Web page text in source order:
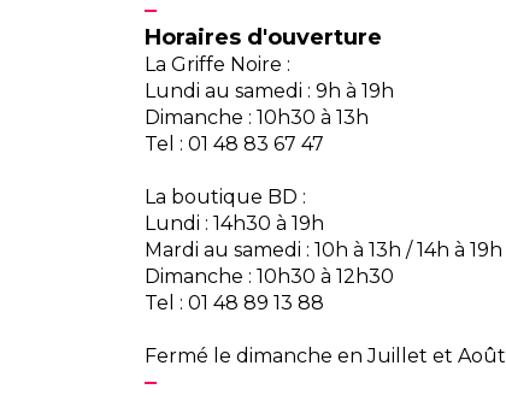
Horaires d'ouverture
La Griffe Noire :
Lundi au samedi : 9h à 19h
Dimanche : 10h30 à 13h
Tel : 01 48 83 67 47
La boutique BD :
Lundi : 14h30 à 19h
Mardi au samedi : 10h à 13h / 14h à 19h
Dimanche : 10h30 à 12h30
Tel : 01 48 89 13 88
Fermé le dimanche en Juillet et Août